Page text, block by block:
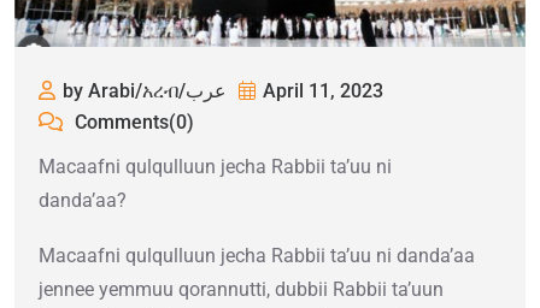
by Arabi/አረብ/عرب
April 11, 2023
Comments(0)
Macaafni qulqulluun jecha Rabbii ta’uu ni
danda’aa?
Macaafni qulqulluun jecha Rabbii ta’uu ni danda’aa
jennee yemmuu qorannutti, dubbii Rabbii ta’uun